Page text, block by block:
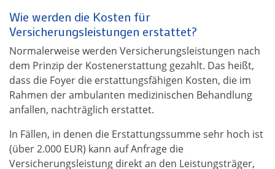
Wie werden die Kosten für
Versicherungsleistungen erstattet?
Normalerweise werden Versicherungsleistungen nach
dem Prinzip der Kostenerstattung gezahlt. Das heißt,
dass die Foyer die erstattungsfähigen Kosten, die im
Rahmen der ambulanten medizinischen Behandlung
anfallen, nachträglich erstattet.
In Fällen, in denen die Erstattungssumme sehr hoch ist
(über 2.000 EUR) kann auf Anfrage die
Versicherungsleistung direkt an den Leistungsträger,